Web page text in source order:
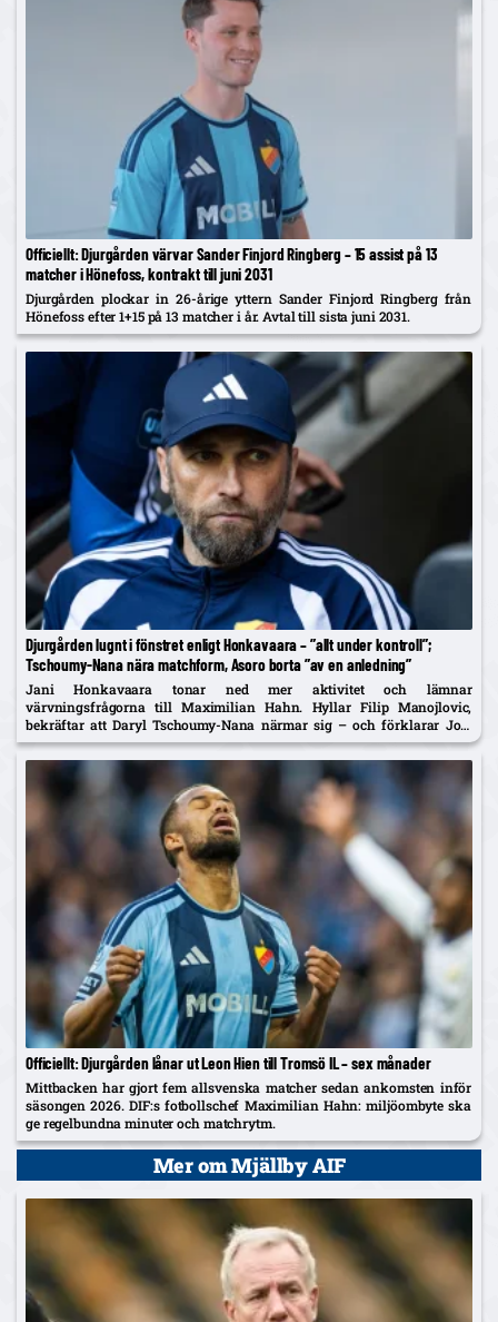
Officiellt: Djurgården värvar Sander Finjord Ringberg – 15 assist på 13
matcher i Hönefoss, kontrakt till juni 2031
Djurgården plockar in 26-årige yttern Sander Finjord Ringberg från
Hönefoss efter 1+15 på 13 matcher i år. Avtal till sista juni 2031.
Djurgården lugnt i fönstret enligt Honkavaara – ”allt under kontroll”;
Tschoumy-Nana nära matchform, Asoro borta ”av en anledning”
Jani Honkavaara tonar ned mer aktivitet och lämnar
värvningsfrågorna till Maximilian Hahn. Hyllar Filip Manojlovic,
bekräftar att Daryl Tschoumy-Nana närmar sig – och förklarar Joel
Asoros frånvaro med att han är borta "av en anledning".
Officiellt: Djurgården lånar ut Leon Hien till Tromsö IL – sex månader
Mittbacken har gjort fem allsvenska matcher sedan ankomsten inför
säsongen 2026. DIF:s fotbollschef Maximilian Hahn: miljöombyte ska
ge regelbundna minuter och matchrytm.
Mer om Mjällby AIF